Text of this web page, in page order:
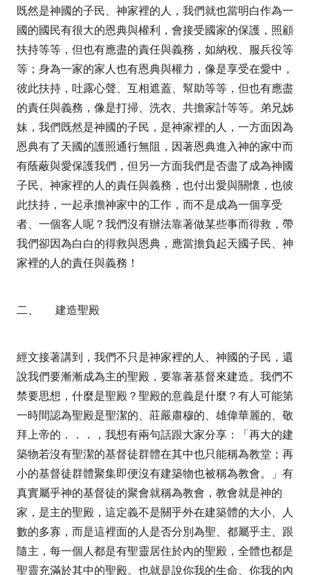
既然是神國的子民、神家裡的人，我們就也當明白作為一
國的國民有很大的恩典與權利，會接受國家的保護，照顧
扶持等等，但也有應盡的責任與義務，如納稅、服兵役等
等；身為一家的家人也有恩典與權力，像是享受在愛中，
彼此扶持，吐露心聲、互相遮蓋、幫助等等，但也有應盡
的責任與義務，像是打掃、洗衣、共擔家計等等。弟兄姊
妹，我們既然是神國的子民，是神家裡的人，一方面因為
恩典有了天國的護照通行無阻，因著恩典進入神的家中而
有蔭蔽與愛保護我們，但另一方面我們是否盡了成為神國
子民、神家裡的人的責任與義務，也付出愛與關懷，也彼
此扶持，一起承擔神家中的工作，而不是成為一個享受
者、一個客人呢？我們沒有辦法靠著做某些事而得救，帶
我們卻因為白白的得救與恩典，應當擔負起天國子民、神
家裡的人的責任與義務！
二、 建造聖殿
經文接著講到，我們不只是神家裡的人、神國的子民，還
說我們要漸漸成為主的聖殿，要靠著基督來建造。我們不
禁要思想，什麼是聖殿？聖殿的意義是什麼？有人可能第
一時間認為聖殿是聖潔的、莊嚴肅穆的、雄偉華麗的、敬
拜上帝的．．．，我想有兩句話跟大家分享：「再大的建
築物若沒有聖潔的基督徒群體在其中也只能稱為教堂；再
小的基督徒群體聚集即便沒有建築物也被稱為教會。」有
真實屬乎神的基督徒的聚會就稱為教會，教會就是神的
家，是主的聖殿，這定義不是關乎外在建築體的大小、人
數的多寡，而是這裡面的人是否分別為聖、都屬乎主、跟
隨主，每一個人都是有聖靈居住於內的聖殿，全體也都是
聖靈充滿於其中的聖殿。也就是說你我的生命、你我的內